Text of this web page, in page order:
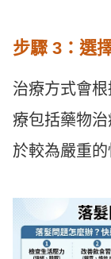
步驟 3：選
治療方式會
療包括藥物
於較為嚴重